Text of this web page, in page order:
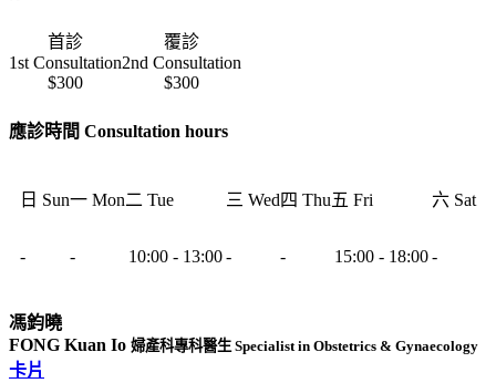
首診
1st Consultation
覆診
2nd Consultation
$300
$300
應診時間 Consultation hours
日 Sun一 Mon二 Tue 三 Wed四 Thu五 Fri 六 Sat
- - 10:00 - 13:00- - 15:00 - 18:00-
馮鈞曉
FONG Kuan Io 婦產科專科醫生 Specialist in Obstetrics & Gynaecology
卡片